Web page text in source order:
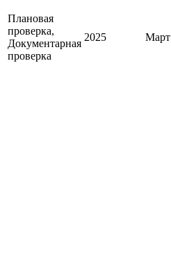
Плановая
проверка,
Документарная
проверка
2025 Март